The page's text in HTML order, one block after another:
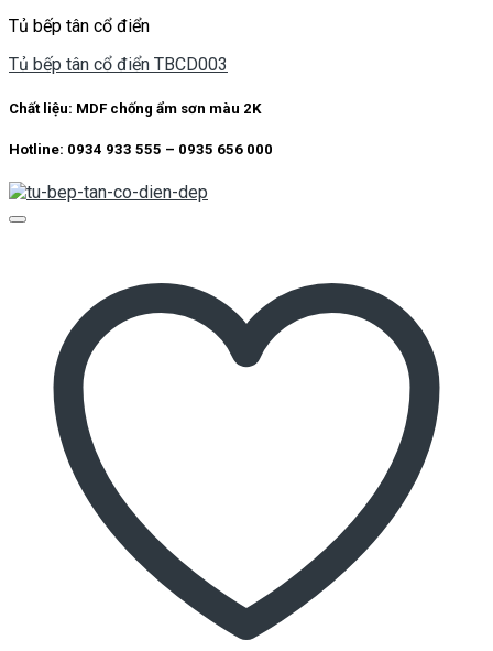
Tủ bếp tân cổ điển
Tủ bếp tân cổ điển TBCD003
Chất liệu: MDF chống ẩm sơn màu 2K
Hotline: 0934 933 555 – 0935 656 000